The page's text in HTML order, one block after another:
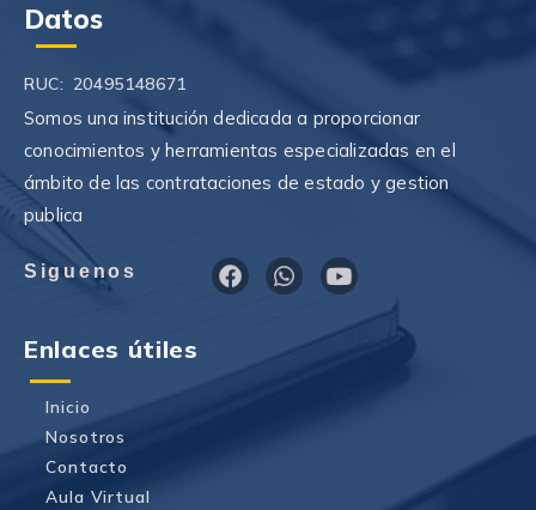
Datos
RUC: 20495148671
Somos una institución dedicada a proporcionar
conocimientos y herramientas especializadas en el
ámbito de las contrataciones de estado y gestion
publica
Siguenos F
a
W
h
Y
o
t
Enlaces útiles
Inicio
Nosotros
Contacto
Aula Virtual